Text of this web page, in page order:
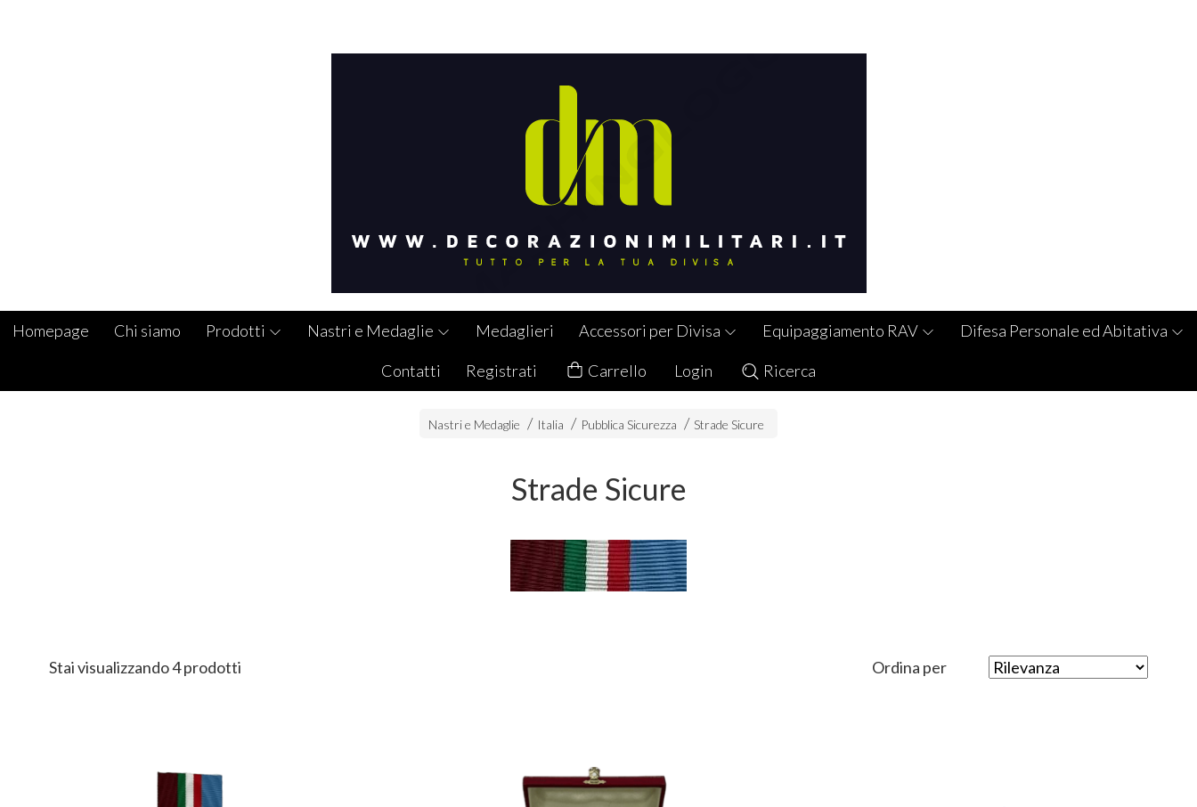
Homepage Chi siamo Prodotti Nastri e Medaglie Medaglieri Accessori per Divisa Equipaggiamento RAV Difesa Personale ed Abitativa
Contatti Registrati Carrello Login Ricerca
Nastri e Medaglie Italia Pubblica Sicurezza Strade Sicure
Strade Sicure
Stai visualizzando 4 prodotti Ordina per